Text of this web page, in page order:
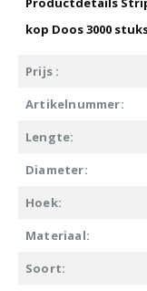
kop Doos 3000
Prijs :
Artikelnummer:
Lengte:
Diameter:
Hoek:
Materiaal:
Soort: